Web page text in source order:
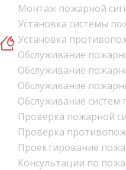
Монтаж пожарной
Установка системы
Установка
Обслуживание
Обслуживание
Обслуживание
Обслуживание
Проверка пожарной
Проверка
Проектирование
Консультации по